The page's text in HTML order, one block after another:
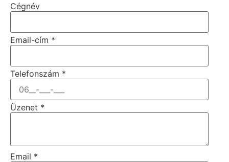
Cégnév
Email-cím *
Telefonszám *
Üzenet *
Email *